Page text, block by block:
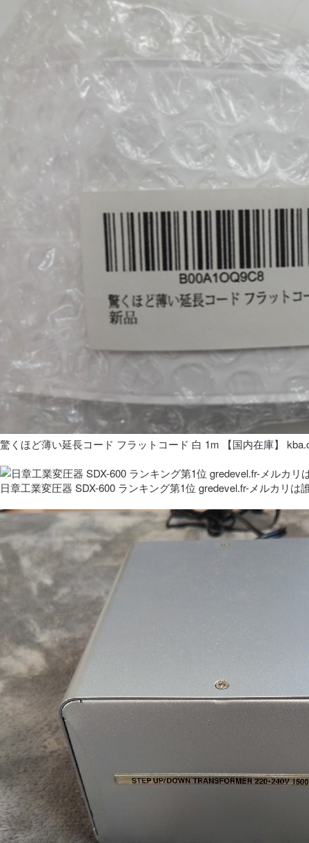
驚くほど薄い延長コード フラットコード 白 1m 【国内在庫】
日章工業変圧器 SDX-600 ランキング第1位 gredevel.fr-メルカリは